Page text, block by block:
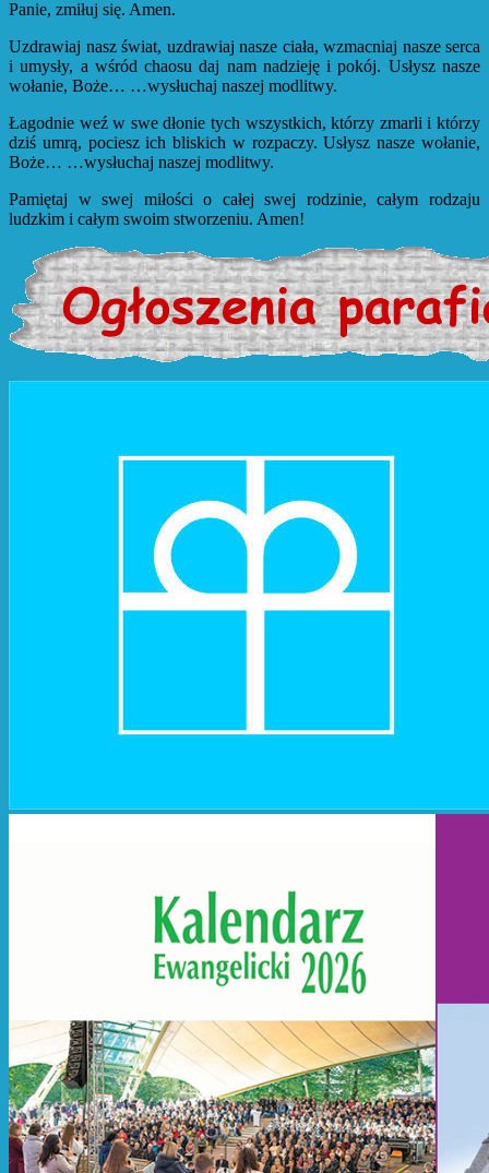
Panie, zmiłuj się. Amen.
Uzdrawiaj nasz świat, uzdrawiaj nasze ciała, wzmacniaj nasze serca
i umysły, a wśród chaosu daj nam nadzieję i pokój. Usłysz nasze
wołanie, Boże… …wysłuchaj naszej modlitwy.
Łagodnie weź w swe dłonie tych wszystkich, którzy zmarli i którzy
dziś umrą, pociesz ich bliskich w rozpaczy. Usłysz nasze wołanie,
Boże… …wysłuchaj naszej modlitwy.
Pamiętaj w swej miłości o całej swej rodzinie, całym rodzaju
ludzkim i całym swoim stworzeniu. Amen!